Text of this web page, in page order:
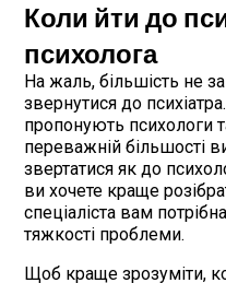
Коли йти до
психолога
На жаль, більшість не
звернутися до
пропонують психологи
переважній більшості
звертатися як до
ви хочете краще
спеціаліста вам
тяжкості проблеми.
Щоб краще зрозуміти,